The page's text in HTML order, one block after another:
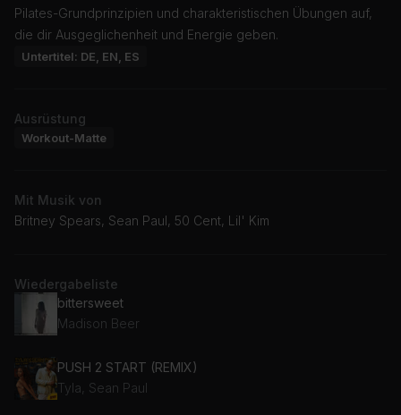
Pilates-Grundprinzipien und charakteristischen Übungen auf,
die dir Ausgeglichenheit und Energie geben.
Untertitel: DE, EN, ES
Ausrüstung
Workout-Matte
Mit Musik von
Britney Spears, Sean Paul, 50 Cent, Lil' Kim
Wiedergabeliste
bittersweet
Madison Beer
PUSH 2 START (REMIX)
Tyla, Sean Paul